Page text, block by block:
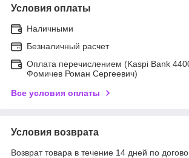
Условия оплаты
Наличными
Безналичный расчет
Оплата перечислением (Kaspi Bank
Фомичев Роман Сергеевич)
Все условия оплаты
Условия возврата
Возврат товара в течение 14 дней по